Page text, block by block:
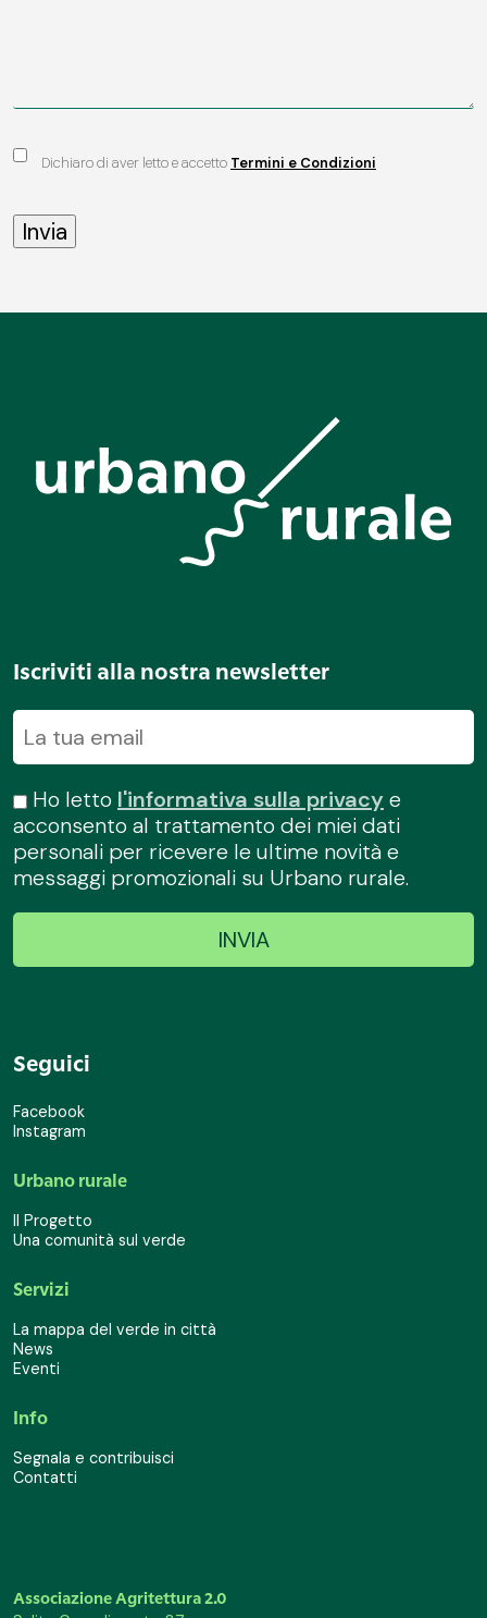
Dichiaro di aver letto e accetto Termini e Condizioni
Iscriviti alla nostra newsletter
Ho letto l'informativa sulla privacye
acconsento al trattamento dei miei dati
personali per ricevere le ultime novità e
messaggi promozionali su Urbano rurale.
Seguici
Facebook
Instagram
Urbano rurale
Il Progetto
Una comunità sul verde
Servizi
La mappa del verde in città
News
Eventi
Info
Segnala e contribuisci
Contatti
Associazione Agritettura 2.0